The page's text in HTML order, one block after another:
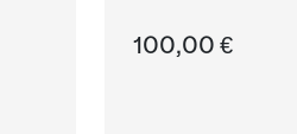
100,00 €